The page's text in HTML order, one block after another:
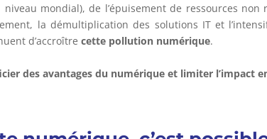
mondial), de l’épuisement de ressources non
la démultiplication des solutions IT et
d’accroîtrecette pollution numérique.
des avantages du numérique et limiter l’impact